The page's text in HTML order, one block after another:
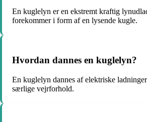
En kuglelyn er en ekstremt kraftig
forekommer i form af en lysende kugle.
Hvordan dannes en kuglelyn?
En kuglelyn dannes af elektriske
særlige vejrforhold.